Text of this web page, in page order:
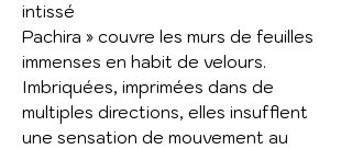
intissé
Pachira » couvre les murs de feuilles
immenses en habit de velours.
Imbriquées, imprimées dans de
multiples directions, elles insufflent
une sensation de mouvement au